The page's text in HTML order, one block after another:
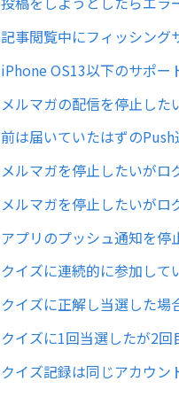
記事閲覧中にフィッシング
iPhone OS13以下のサポー
メルマガの配信を停止した
前は届いていたはずの
メルマガを停止したいがロ
メルマガを停止したいがロ
アプリのプッシュ通知を停
クイズに連続的に参加し
クイズに正解し当選した
クイズに1回当選したが2
クイズ記録は同じアカウ